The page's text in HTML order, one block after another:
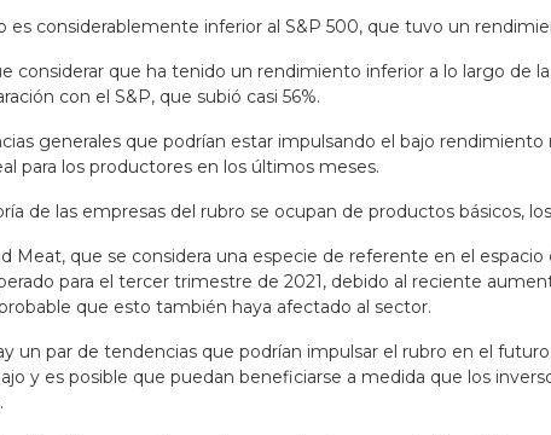
es considerablemente inferior al S&P 500, que tuvo un
considerar que ha tenido un rendimiento inferior a lo largo de
con el S&P, que subió casi 56%.
generales que podrían estar impulsando el bajo
para los productores en los últimos meses.
de las empresas del rubro se ocupan de productos básicos,
Meat, que se considera una especie de referente en el
para el tercer trimestre de 2021, debido al reciente
que esto también haya afectado al sector.
un par de tendencias que podrían impulsar el rubro en el
y es posible que puedan beneficiarse a medida que los